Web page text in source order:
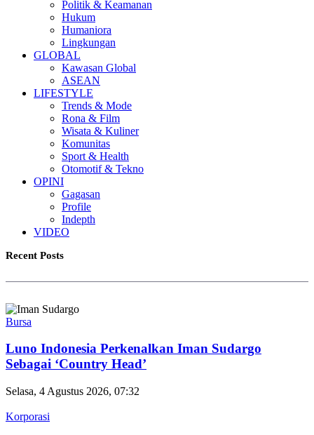
Politik & Keamanan
Hukum
Humaniora
Lingkungan
GLOBAL
Kawasan Global
ASEAN
LIFESTYLE
Trends & Mode
Rona & Film
Wisata & Kuliner
Komunitas
Sport & Health
Otomotif & Tekno
OPINI
Gagasan
Profile
Indepth
VIDEO
Recent Posts
Bursa
Luno Indonesia Perkenalkan Iman Sudargo
Sebagai ‘Country Head’
Selasa, 4 Agustus 2026, 07:32
Korporasi